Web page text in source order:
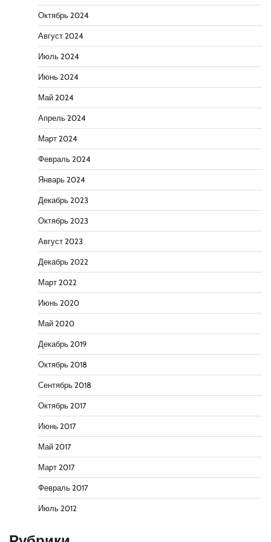
Октябрь 2024
Август 2024
Июль 2024
Июнь 2024
Май 2024
Апрель 2024
Март 2024
Февраль 2024
Январь 2024
Декабрь 2023
Октябрь 2023
Август 2023
Декабрь 2022
Март 2022
Июнь 2020
Май 2020
Декабрь 2019
Октябрь 2018
Сентябрь 2018
Октябрь 2017
Июнь 2017
Май 2017
Март 2017
Февраль 2017
Июль 2012